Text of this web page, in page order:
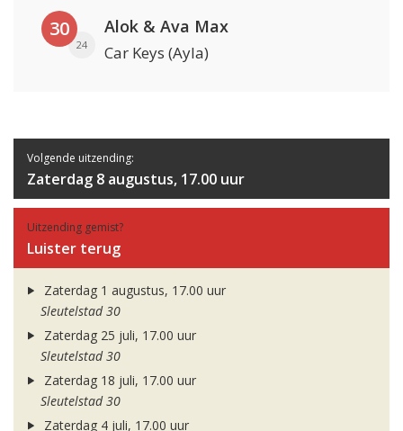
30
24
Alok & Ava Max
Car Keys (Ayla)
Volgende uitzending:
Zaterdag 8 augustus, 17.00 uur
Uitzending gemist?
Luister terug
Zaterdag 1 augustus, 17.00 uur
Sleutelstad 30
Zaterdag 25 juli, 17.00 uur
Sleutelstad 30
Zaterdag 18 juli, 17.00 uur
Sleutelstad 30
Zaterdag 4 juli, 17.00 uur